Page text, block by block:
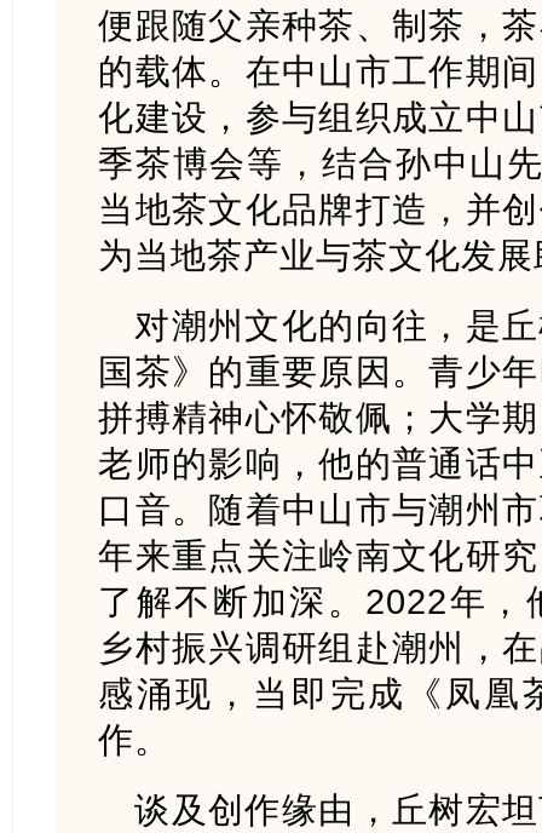
便跟随父亲种茶、制茶，
的载体。在中山市工作期
化建设，参与组织成立中
季茶博会等，结合孙中山
当地茶文化品牌打造，并
为当地茶产业与茶文化发
对潮州文化的向往，是
国茶》的重要原因。青少
拼搏精神心怀敬佩；大学
老师的影响，他的普通话
口音。随着中山市与潮州
年来重点关注岭南文化研
了解不断加深。2022年
乡村振兴调研组赴潮州，
感涌现，当即完成《凤凰
作。
谈及创作缘由，丘树宏